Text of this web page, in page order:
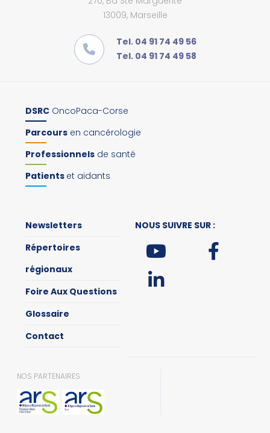
13009, Marseille
Tel. 04 91 74 49 56
Tel. 04 91 74 49 58
DSRC OncoPaca-Corse
Parcours en cancérologie
Professionnels de santé
Patients et aidants
Newsletters
Répertoires
régionaux
Foire Aux Questions
Glossaire
Contact
NOUS SUIVRE SUR :
NOS PARTENAIRES